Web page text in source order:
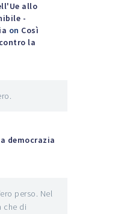
allo
-
on Così
la
democrazia
perso. Nel
che di